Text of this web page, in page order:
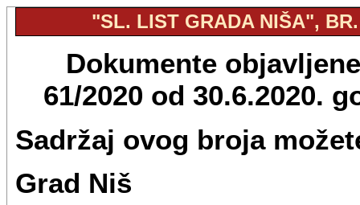
"SL. LIST GRADA NIŠA",
Dokumente
61/2020 od 30.6.2020.
Sadržaj ovog broja
Grad Niš